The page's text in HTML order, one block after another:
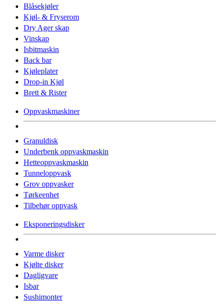
Blåsekjøler
Kjøl- & Fryserom
Dry Ager skap
Vinskap
Isbitmaskin
Back bar
Kjøleplater
Drop-in Kjøl
Brett & Rister
Oppvaskmaskiner
Granuldisk
Underbenk oppvaskmaskin
Hetteoppvaskmaskin
Tunneloppvask
Grov oppvasker
Tørkeenhet
Tilbehør oppvask
Eksponeringsdisker
Varme disker
Kjølte disker
Dagligvare
Isbar
Sushimonter